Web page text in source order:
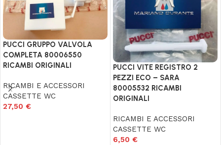
PUCCI GRUPPO VALVOLA
COMPLETA 80006550
RICAMBI ORIGINALI
RICAMBI E ACCESSORI
CASSETTE WC
27,50 €
PUCCI VITE REGISTRO 2
PEZZI ECO – SARA
80005532 RICAMBI
ORIGINALI
RICAMBI E ACCESSORI
CASSETTE WC
6,50 €